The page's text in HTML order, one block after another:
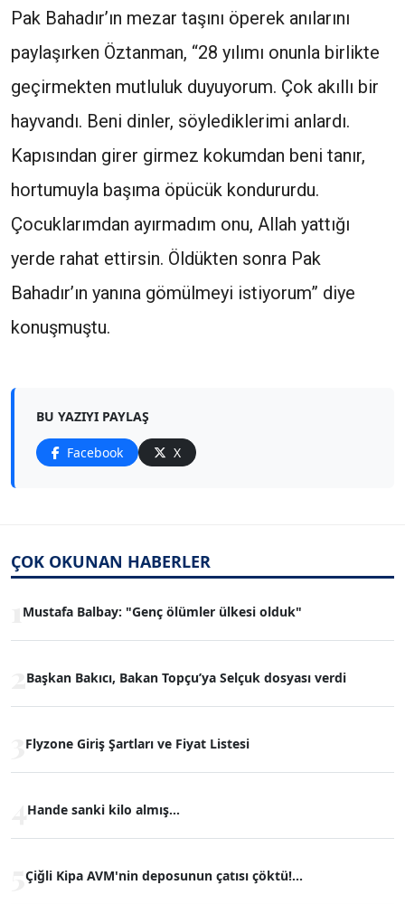
Pak Bahadır’ın mezar taşını öperek anılarını
paylaşırken Öztanman, “28 yılımı onunla birlikte
geçirmekten mutluluk duyuyorum. Çok akıllı bir
hayvandı. Beni dinler, söylediklerimi anlardı.
Kapısından girer girmez kokumdan beni tanır,
hortumuyla başıma öpücük kondururdu.
Çocuklarımdan ayırmadım onu, Allah yattığı
yerde rahat ettirsin. Öldükten sonra Pak
Bahadır’ın yanına gömülmeyi istiyorum” diye
konuşmuştu.
BU YAZIYI PAYLAŞ
Facebook X
ÇOK OKUNAN HABERLER
Mustafa Balbay: "Genç ölümler ülkesi olduk"
Başkan Bakıcı, Bakan Topçu’ya Selçuk dosyası verdi
Flyzone Giriş Şartları ve Fiyat Listesi
Hande sanki kilo almış...
Çiğli Kipa AVM'nin deposunun çatısı çöktü!...